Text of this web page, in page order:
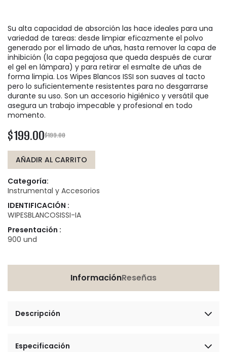
Su alta capacidad de absorción las hace ideales para una
variedad de tareas: desde limpiar eficazmente el polvo
generado por el limado de uñas, hasta remover la capa de
inhibición (la capa pegajosa que queda después de curar
el gel en lámpara) y para retirar el esmalte de uñas de
forma limpia. Los Wipes Blancos ISSI son suaves al tacto
pero lo suficientemente resistentes para no desgarrarse
durante su uso. Son un accesorio higiénico y versátil que
asegura un trabajo impecable y profesional en todo
momento.
$199.00$199.00
AÑADIR AL CARRITO
Categoría:
Instrumental y Accesorios
IDENTIFICACIÓN :
WIPESBLANCOSISSI-IA
Presentación :
900 und
InformaciónReseñas
Descripción
Especificación